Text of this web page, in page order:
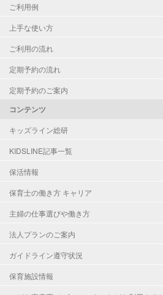
ご利用例
上手な使い方
ご利用の流れ
定期予約の流れ
定期予約のご案内
コンテンツ
キッズライン総研
KIDSLINE記事一覧
保活情報
保育士の働き方 キャリア
主婦の仕事選びや働き方
法人プランのご案内
ガイドライン遵守状況
保育施設情報